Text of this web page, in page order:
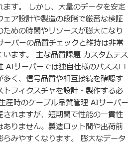
ます。 しかし、大量のデータを安定
ェア設計や製造の段階で厳密な検証
めの時間やリソースが膨大になり
バーの品質チェックと維持は非常
います。 主な品質課題 カスタムテス
AIサーバーでは独自仕様のバススロ
多く、信号品質や相互接続を確認す
フィクスチャを設計・製作する必
産時のケーブル品質管理 AIサーバー
れますが、短期間で性能の一貫性
りません。製造ロット間や出荷前
みやすくなります。 膨大なデータ